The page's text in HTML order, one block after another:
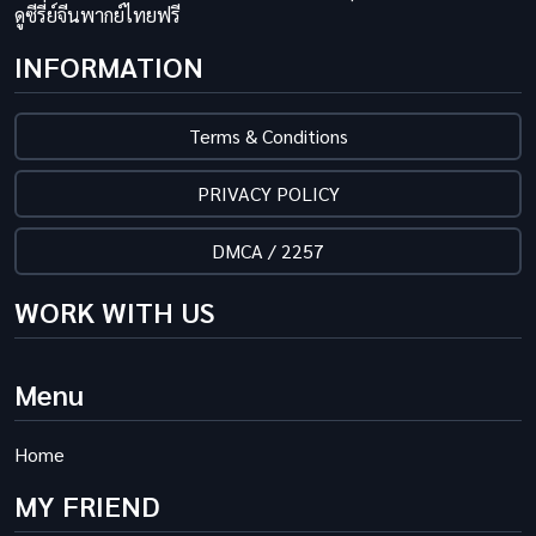
ดูซีรี่ย์จีนพากย์ไทยฟรี
INFORMATION
Terms & Conditions
PRIVACY POLICY
DMCA / 2257
WORK WITH US
Menu
Home
MY FRIEND